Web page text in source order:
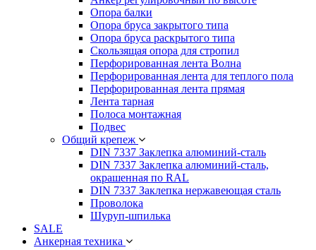
Опора балки
Опора бруса закрытого типа
Опора бруса раскрытого типа
Скользящая опора для стропил
Перфорированная лента Волна
Перфорированная лента для теплого пола
Перфорированная лента прямая
Лента тарная
Полоса монтажная
Подвес
Общий крепеж
DIN 7337 Заклепка алюминий-сталь
DIN 7337 Заклепка алюминий-сталь,
окрашенная по RAL
DIN 7337 Заклепка нержавеющая сталь
Проволока
Шуруп-шпилька
SALE
Анкерная техника